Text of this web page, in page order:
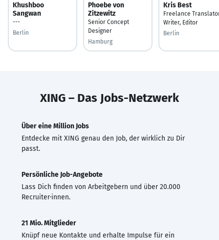
Khushboo
Sangwan
---
Berlin
Phoebe von
Zitzewitz
Senior Concept
Designer
Hamburg
Kris Best
Freelance
Writer, Editor
Berlin
XING – Das Jobs-Netzwerk
Über eine Million Jobs
Entdecke mit XING genau den Job, der wirklich zu Dir
passt.
Persönliche Job-Angebote
Lass Dich finden von Arbeitgebern und über 20.000
Recruiter·innen.
21 Mio. Mitglieder
Knüpf neue Kontakte und erhalte Impulse für ein